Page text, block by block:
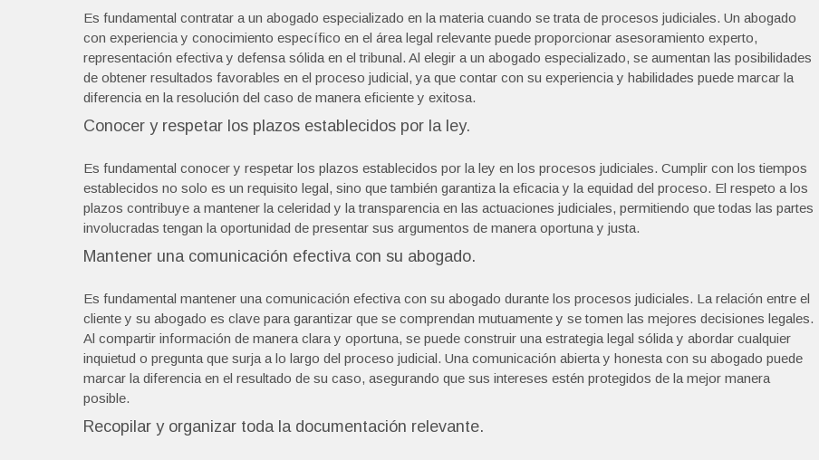
Es fundamental contratar a un abogado especializado en la materia cuando se trata de procesos judiciales. Un abogado
con experiencia y conocimiento específico en el área legal relevante puede proporcionar asesoramiento experto,
representación efectiva y defensa sólida en el tribunal. Al elegir a un abogado especializado, se aumentan las posibilidades
de obtener resultados favorables en el proceso judicial, ya que contar con su experiencia y habilidades puede marcar la
diferencia en la resolución del caso de manera eficiente y exitosa.
Conocer y respetar los plazos establecidos por la ley.
Es fundamental conocer y respetar los plazos establecidos por la ley en los procesos judiciales. Cumplir con los tiempos
establecidos no solo es un requisito legal, sino que también garantiza la eficacia y la equidad del proceso. El respeto a los
plazos contribuye a mantener la celeridad y la transparencia en las actuaciones judiciales, permitiendo que todas las partes
involucradas tengan la oportunidad de presentar sus argumentos de manera oportuna y justa.
Mantener una comunicación efectiva con su abogado.
Es fundamental mantener una comunicación efectiva con su abogado durante los procesos judiciales. La relación entre el
cliente y su abogado es clave para garantizar que se comprendan mutuamente y se tomen las mejores decisiones legales.
Al compartir información de manera clara y oportuna, se puede construir una estrategia legal sólida y abordar cualquier
inquietud o pregunta que surja a lo largo del proceso judicial. Una comunicación abierta y honesta con su abogado puede
marcar la diferencia en el resultado de su caso, asegurando que sus intereses estén protegidos de la mejor manera
posible.
Recopilar y organizar toda la documentación relevante.